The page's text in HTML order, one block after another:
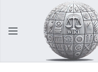
Відкрити головне меню